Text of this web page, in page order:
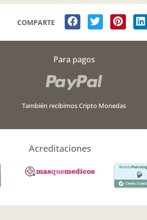
COMPARTE
Para pagos
También recibimos Cripto Monedas
Acreditaciones